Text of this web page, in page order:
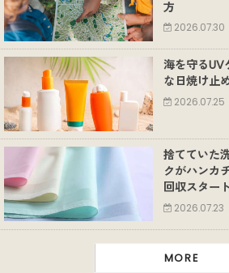
方
2026.07.30
海を守るUV
な日焼け止
2026.07.25
捨てていた
クがハンカ
回収スタート
2026.07.23
MORE